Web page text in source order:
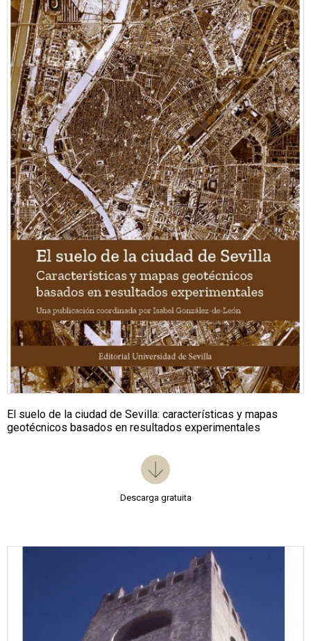
El suelo de la ciudad de Sevilla: características y mapas
geotécnicos basados en resultados experimentales
Descarga gratuita